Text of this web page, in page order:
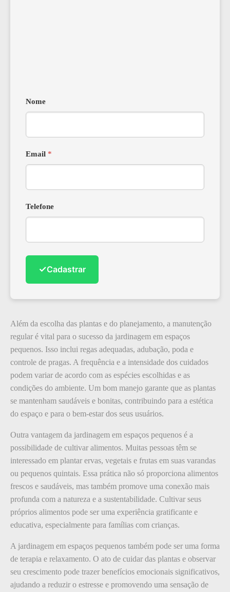
Nome
Email *
Telefone
✓Cadastrar
Além da escolha das plantas e do planejamento, a manutenção
regular é vital para o sucesso da jardinagem em espaços
pequenos. Isso inclui regas adequadas, adubação, poda e
controle de pragas. A frequência e a intensidade dos cuidados
podem variar de acordo com as espécies escolhidas e as
condições do ambiente. Um bom manejo garante que as plantas
se mantenham saudáveis e bonitas, contribuindo para a estética
do espaço e para o bem-estar dos seus usuários.
Outra vantagem da jardinagem em espaços pequenos é a
possibilidade de cultivar alimentos. Muitas pessoas têm se
interessado em plantar ervas, vegetais e frutas em suas varandas
ou pequenos quintais. Essa prática não só proporciona alimentos
frescos e saudáveis, mas também promove uma conexão mais
profunda com a natureza e a sustentabilidade. Cultivar seus
próprios alimentos pode ser uma experiência gratificante e
educativa, especialmente para famílias com crianças.
A jardinagem em espaços pequenos também pode ser uma forma
de terapia e relaxamento. O ato de cuidar das plantas e observar
seu crescimento pode trazer benefícios emocionais significativos,
ajudando a reduzir o estresse e promovendo uma sensação de